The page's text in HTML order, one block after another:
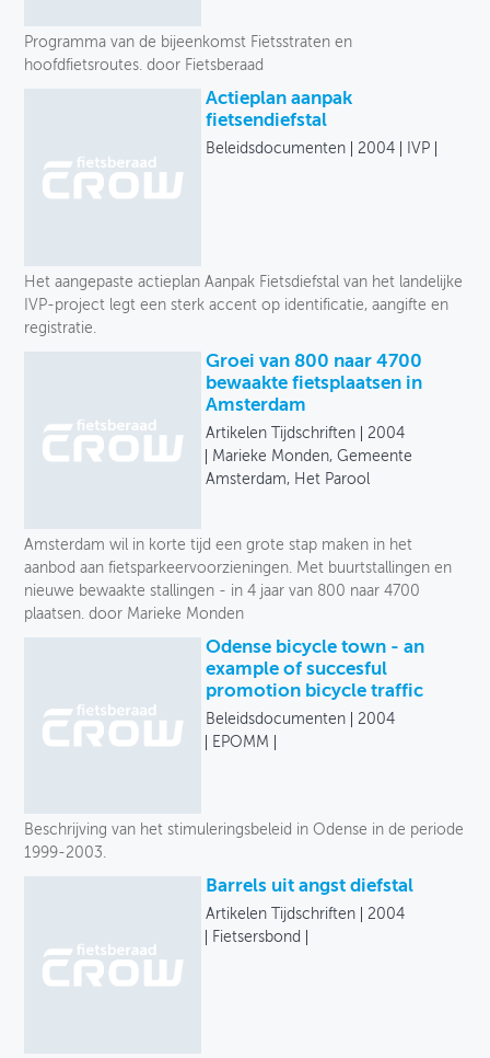
Programma van de bijeenkomst Fietsstraten en
hoofdfietsroutes. door Fietsberaad
Actieplan aanpak
fietsendiefstal
Beleidsdocumenten 2004 IVP
Het aangepaste actieplan Aanpak Fietsdiefstal van het landelijke
IVP-project legt een sterk accent op identificatie, aangifte en
registratie.
Groei van 800 naar 4700
bewaakte fietsplaatsen in
Amsterdam
Artikelen Tijdschriften
2004
Marieke Monden, Gemeente
Amsterdam, Het Parool
Amsterdam wil in korte tijd een grote stap maken in het
aanbod aan fietsparkeervoorzieningen. Met buurtstallingen en
nieuwe bewaakte stallingen - in 4 jaar van 800 naar 4700
plaatsen. door Marieke Monden
Odense bicycle town - an
example of succesful
promotion bicycle traffic
Beleidsdocumenten
2004
EPOMM
Beschrijving van het stimuleringsbeleid in Odense in de periode
1999-2003.
Barrels uit angst diefstal
Artikelen Tijdschriften
2004
Fietsersbond